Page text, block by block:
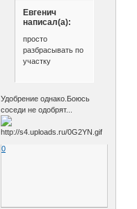
Евгенич
написал(а):
просто
разбрасывать по
участку
Удобрение однако.Боюсь
соседи не одобрят...
0